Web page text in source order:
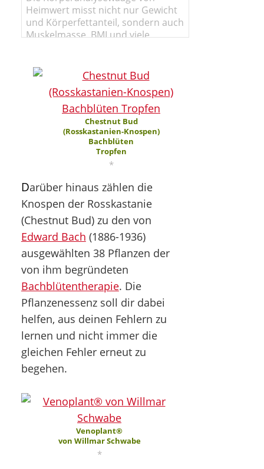
Heimwert misst nicht nur Gewicht
und Körperfettanteil, sondern auch
Muskelmasse, BMI und viele
Chestnut Bud
(Rosskastanien-Knospen)
Bachblüten
Tropfen
*
Darüber hinaus zählen die
Knospen der Rosskastanie
(Chestnut Bud) zu den von
Edward Bach (1886-1936)
ausgewählten 38 Pflanzen der
von ihm begründeten
Bachblütentherapie. Die
Pflanzenessenz soll dir dabei
helfen, aus deinen Fehlern zu
lernen und nicht immer die
gleichen Fehler erneut zu
begehen.
Venoplant®
von Willmar Schwabe
*